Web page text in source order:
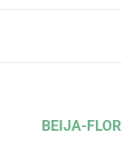
BEIJA-FLOR